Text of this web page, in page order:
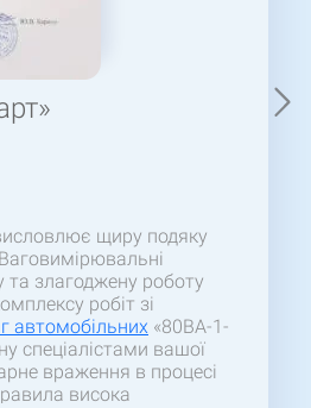
щиру подяку
та злагоджену роботу
робіт зі
автомобільних «80ВА-1-
спеціалістами вашої
враження в процесі
висока